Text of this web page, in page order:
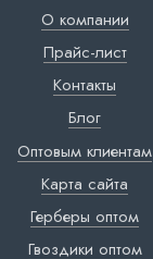
О компании
Прайс-лист
Контакты
Блог
Оптовым клиентам
Карта сайта
Герберы оптом
Гвоздики оптом